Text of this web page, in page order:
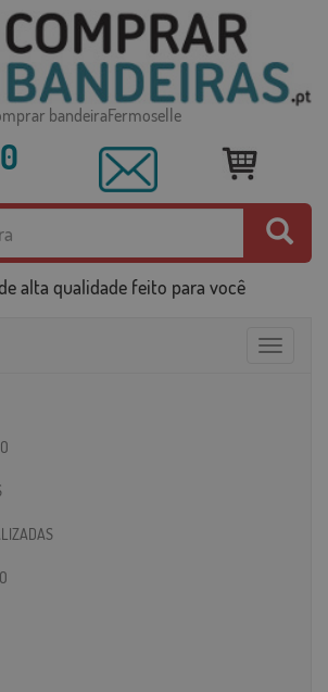
bandeiraFermoselle
alta qualidade feito para você
Toggle